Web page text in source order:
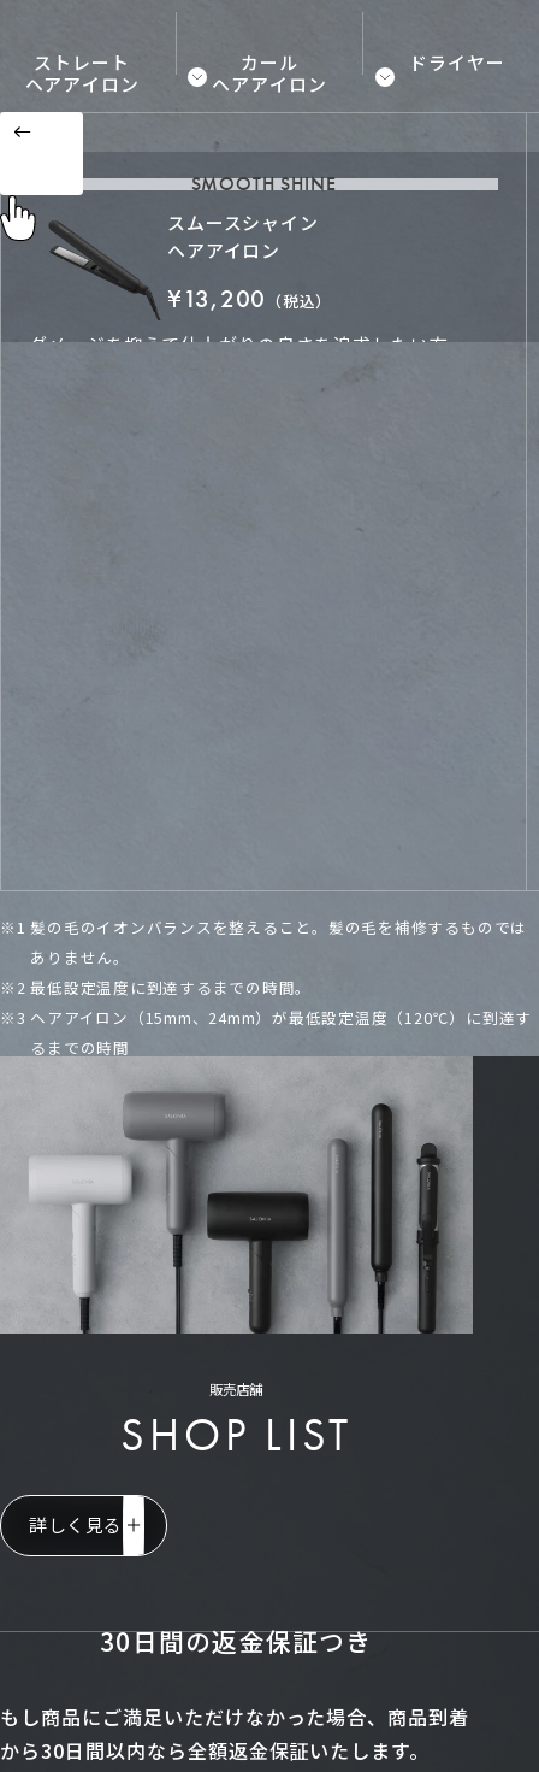
ストレート
ヘアアイロン
カール
ヘアアイロン
ドライヤー
SMOOTH SHINE
スムースシャイン
ヘアアイロン
¥13,200 （税込）
ダメージを抑えて仕上がりの良さを追求したい方
※1 髪の毛のイオンバランスを整えること。髪の毛を補修するものでは
ありません。
※2 最低設定温度に到達するまでの時間​。
※3 ヘアアイロン（15mm、24mm）が最低設定温度（120℃）に到達す
るまでの時間
販売店舗
SHOP LIST
詳しく見る
30日間の返金保証つき
もし商品にご満足いただけなかった場合、商品到着
から30日間以内なら全額返金保証いたします。